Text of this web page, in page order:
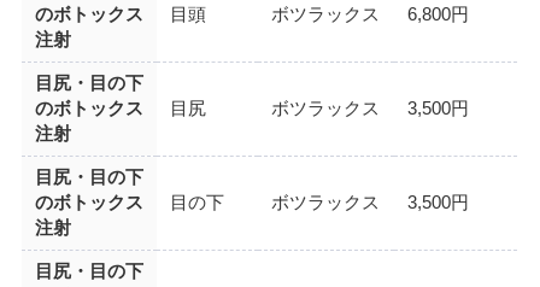
のボトックス
注射
目頭 ボツラックス 6,800円
目尻・目の下
のボトックス
注射
目尻 ボツラックス 3,500円
目尻・目の下
のボトックス
注射
目の下 ボツラックス 3,500円
目尻・目の下